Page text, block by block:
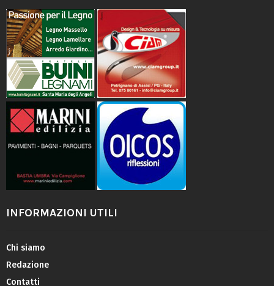
INFORMAZIONI UTILI
Chi siamo
Redazione
Contatti